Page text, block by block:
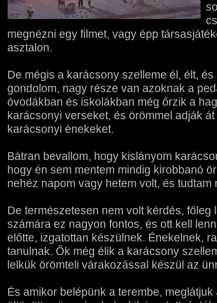
megnézni egy filmet, vagy épp
asztalon.
De mégis a karácsony szelleme él, élt,
gondolom, nagy része van azoknak a
óvodákban és iskolákban még őrzik a
karácsonyi verseket, és örömmel adják
karácsonyi énekeket.
Bátran bevallom, hogy kislányom
hogy én sem mentem mindig kirobbanó
nehéz napom vagy hetem volt, és tudtam
De természetesen nem volt kérdés, főleg
számára ez nagyon fontos, és ott kell
előtte, izgatottan készülnek. Énekelnek,
tanulnak. Ők még élik a karácsony
lelkük örömteli várakozással készül az
És amikor belépünk a terembe,